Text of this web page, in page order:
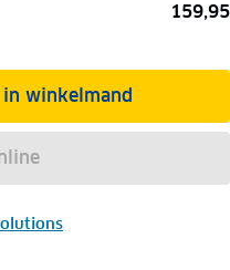
159,95
in winkelmand